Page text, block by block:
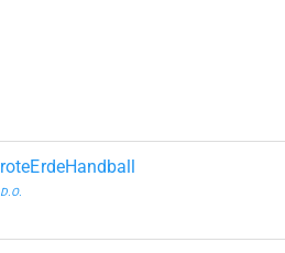
roteErdeHandball
D.O.